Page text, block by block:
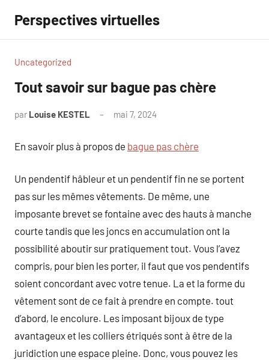
contenu
Perspectives virtuelles
Uncategorized
Tout savoir sur bague pas chère
par Louise KESTEL mai 7, 2024
En savoir plus à propos de bague pas chère
Un pendentif hâbleur et un pendentif fin ne se portent
pas sur les mêmes vêtements. De même, une
imposante brevet se fontaine avec des hauts à manche
courte tandis que les joncs en accumulation ont la
possibilité aboutir sur pratiquement tout. Vous l’avez
compris, pour bien les porter, il faut que vos pendentifs
soient concordant avec votre tenue. La et la forme du
vêtement sont de ce fait à prendre en compte. tout
d’abord, le encolure. Les imposant bijoux de type
avantageux et les colliers étriqués sont à être de la
juridiction une espace pleine. Donc, vous pouvez les